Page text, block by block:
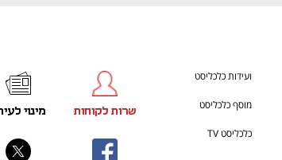
ועידות כלכליסט
מוסף כלכליסט
כלכליסט TV
שרות לקוחות מינוי